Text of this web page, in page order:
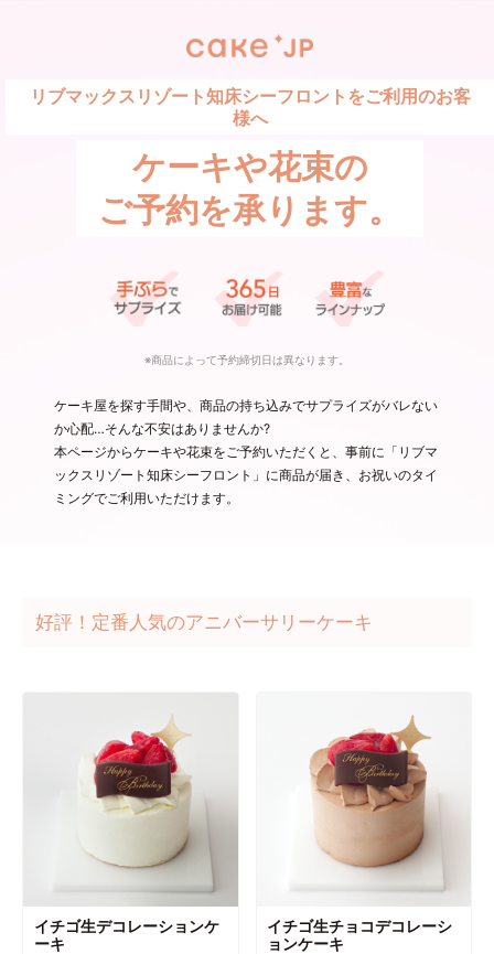
リブマックスリゾート知床シーフロントをご利用のお客
様へ
ケーキや花束の
ご予約を承ります。
※商品によって予約締切日は異なります。
ケーキ屋を探す手間や、商品の持ち込みでサプライズがバレない
か心配…そんな不安はありませんか?
本ページからケーキや花束をご予約いただくと、事前に「リブマ
ックスリゾート知床シーフロント」に商品が届き、お祝いのタイ
ミングでご利用いただけます。
好評！定番人気のアニバーサリーケーキ
イチゴ生デコレーションケ
ーキ
イチゴ生チョコデコレーシ
ョンケーキ